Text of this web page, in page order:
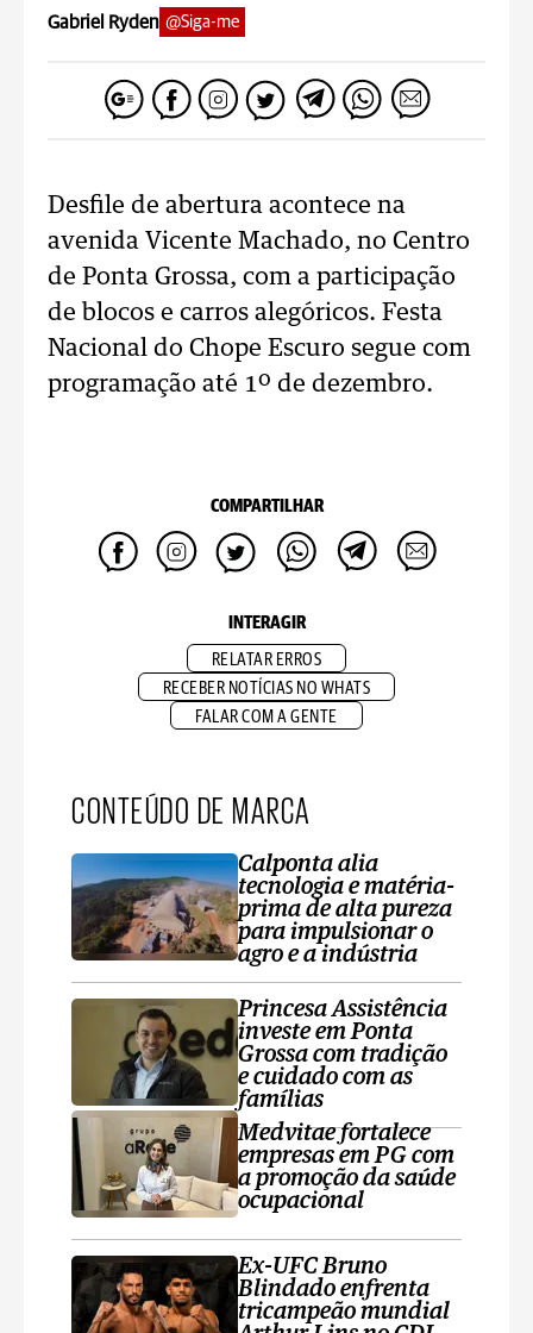
Gabriel Ryden @Siga-me
Desfile de abertura acontece na
avenida Vicente Machado, no Centro
de Ponta Grossa, com a participação
de blocos e carros alegóricos. Festa
Nacional do Chope Escuro segue com
programação até 1º de dezembro.
COMPARTILHAR
INTERAGIR
RELATAR ERROS
RECEBER NOTÍCIAS NO WHATS
FALAR COM A GENTE
CONTEÚDO DE MARCA
Calponta alia
tecnologia e matéria-
prima de alta pureza
para impulsionar o
agro e a indústria
Princesa Assistência
investe em Ponta
Grossa com tradição
e cuidado com as
famílias
Medvitae fortalece
empresas em PG com
a promoção da saúde
ocupacional
Ex-UFC Bruno
Blindado enfrenta
tricampeão mundial